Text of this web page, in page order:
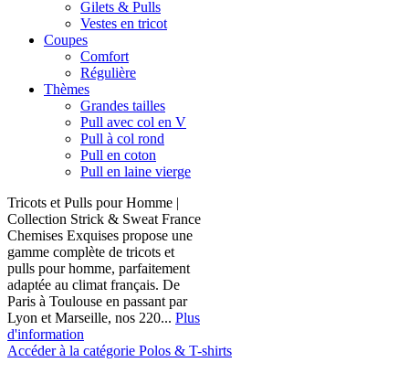
Gilets & Pulls
Vestes en tricot
Coupes
Comfort
Régulière
Thèmes
Grandes tailles
Pull avec col en V
Pull à col rond
Pull en coton
Pull en laine vierge
Tricots et Pulls pour Homme |
Collection Strick & Sweat France
Chemises Exquises propose une
gamme complète de tricots et
pulls pour homme, parfaitement
adaptée au climat français. De
Paris à Toulouse en passant par
Lyon et Marseille, nos 220... Plus
d'information
Accéder à la catégorie Polos & T-shirts